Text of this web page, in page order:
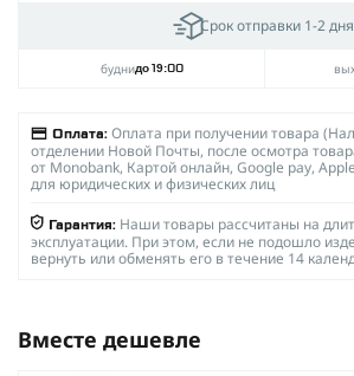
Срок отправки 1-2 дня
буднидо 19:00
Оплата: Оплата при получении товара
отделении Новой Почты, после осмотра
от Monobank, Картой онлайн, Google pay,
для юридических и физических лиц
Гарантия: Наши товары рассчитаны на
эксплуатации. При этом, если не подошло
вернуть или обменять его в течение 14
Вместе дешевле